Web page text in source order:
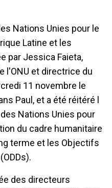
Nations Unies pour le
Latine et les
par Jessica Faieta,
l'ONU et directrice du
11 novembre le
Paul, et a été réitéré l
Nations Unies pour
du cadre humanitaire
terme et les Objectifs
des directeurs